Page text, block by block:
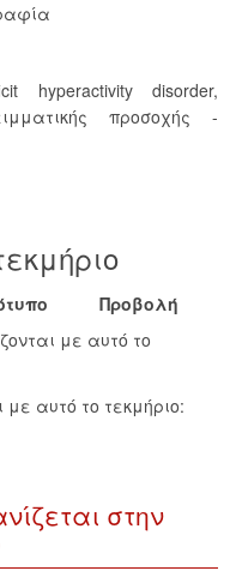
hyperactivity disorder,
προσοχής -
Προβολή
με αυτό το
αυτό το τεκμήριο:
στην